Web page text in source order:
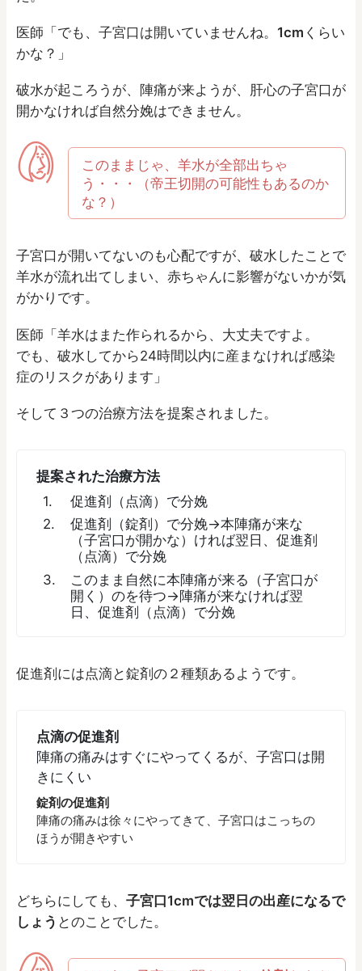
医師「でも、子宮口は開いていませんね。 1cm くらい
かな？」
破水が起ころうが、陣痛が来ようが、肝心の子宮口が
開かなければ自然分娩はできません。
このままじゃ、羊水が全部出ちゃ
う・・・（帝王切開の可能性もあるのか
な？）
子宮口が開いてないのも心配ですが、破水したことで
羊水が流れ出てしまい、赤ちゃんに影響がないかが気
がかりです。
医師「羊水はまた作られるから、大丈夫ですよ。
でも、破水してから24時間以内に産まなければ感染
症のリスクがあります」
そして３つの治療方法を提案されました。
提案された治療方法
促進剤（ 点滴）で分娩
促進剤（錠剤 ）で分娩→本陣痛が来な
（子宮口が開かな）ければ翌日、促進剤
（ 点滴）で分娩
このまま自然に本陣痛が来る（子宮口が
開く）のを待つ→陣痛が来なければ翌
日、促進剤（ 点滴）で分娩
促進剤には点滴と錠剤の２種類あるようです。
点滴の促進剤
陣痛の痛みはすぐにやってくるが、子宮口は開
きにくい
錠剤の促進剤
陣痛の痛みは徐々にやってきて、子宮口はこっちの
ほうが開きやすい
どちらにしても、 子宮口1cmでは翌日の出産になるで
しょう とのことでした。